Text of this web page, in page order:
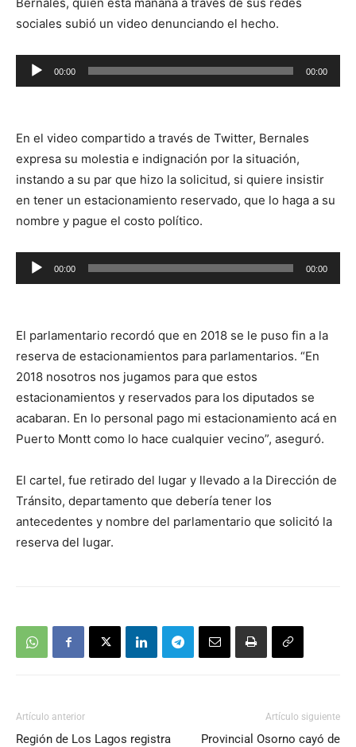
sociales subió un video denunciando el hecho.
Reproductor
de
00:00 00:00
En el video compartido a través de Twitter, Bernales
expresa su molestia e indignación por la situación,
instando a su par que hizo la solicitud, si quiere insistir
en tener un estacionamiento reservado, que lo haga a su
nombre y pague el costo político.
Reproductor
de
00:00 00:00
El parlamentario recordó que en 2018 se le puso fin a la
reserva de estacionamientos para parlamentarios. “En
2018 nosotros nos jugamos para que estos
estacionamientos y reservados para los diputados se
acabaran. En lo personal pago mi estacionamiento acá en
Puerto Montt como lo hace cualquier vecino”, aseguró.
El cartel, fue retirado del lugar y llevado a la Dirección de
Tránsito, departamento que debería tener los
antecedentes y nombre del parlamentario que solicitó la
reserva del lugar.
Artículo anterior
Región de Los Lagos registra
Artículo siguiente
Provincial Osorno cayó de